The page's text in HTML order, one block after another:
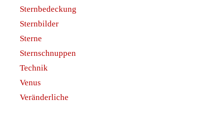
Sternbedeckung
Sternbilder
Sterne
Sternschnuppen
Technik
Venus
Veränderliche